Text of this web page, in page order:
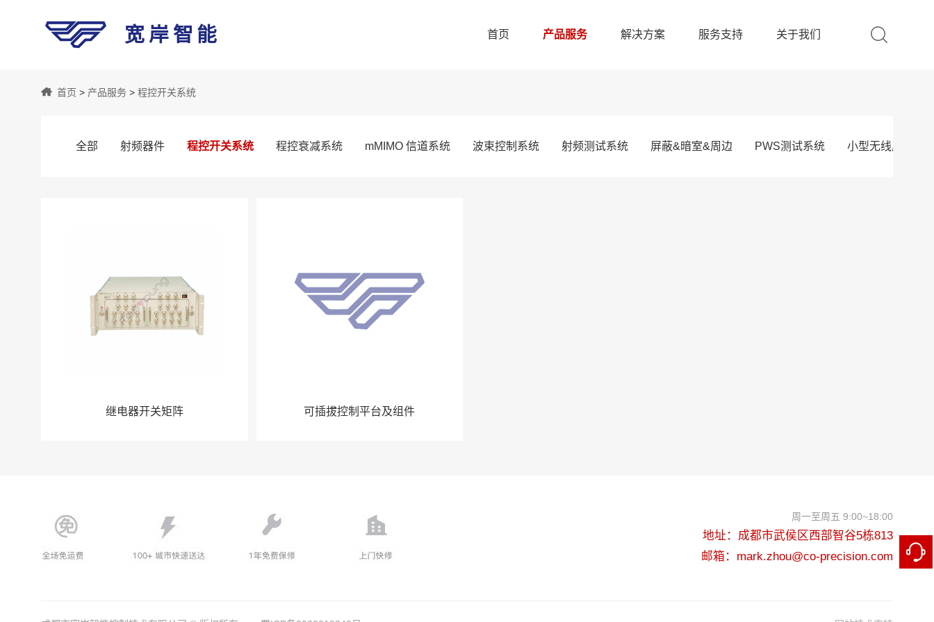
宽岸智能 首页 产品服务 解决方案 服务支持 关于我们
首页 > 产品服务 > 程控开关系统
全部 射频器件 程控开关系统 程控衰减系统 mMIMO 信道系统 波束控制系统 射频测试系统 屏蔽&暗室&周边 PWS测试系统 小型无线产品
继电器开关矩阵 可插拔控制平台及组件
周一至周五 9:00~18:00
地址：成都市武侯区西部智谷5栋813
邮箱： mark.zhou@co-precision.com